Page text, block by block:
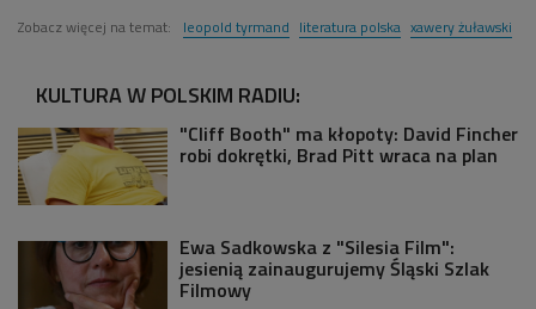
Zobacz więcej na temat: leopold tyrmand literatura polska xawery żuławski
KULTURA W POLSKIM RADIU:
"Cliff Booth" ma kłopoty: David Fincher
robi dokrętki, Brad Pitt wraca na plan
Ewa Sadkowska z "Silesia Film":
jesienią zainaugurujemy Śląski Szlak
Filmowy